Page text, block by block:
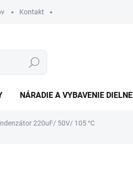
Kontakt
Hľadať
NÁRADIE A VYBAVENIE DIELNE
220uF/ 50V/ 105 °C